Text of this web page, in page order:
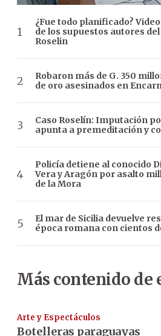
¿Fue todo planificado?
de los supuestos autores
Roselin
Robaron más de G. 350
de oro asesinados en
Caso Roselín: Imputación
apunta a premeditación y
Policía detiene al conocido
Vera y Aragón por asalto
de la Mora
El mar de Sicilia devuelve
época romana con cientos
Más contenido de
Arte y Espectáculos
Botelleras paraguayas